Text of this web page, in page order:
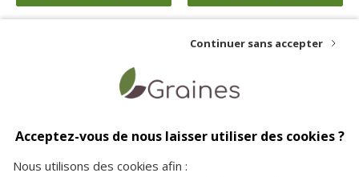
dès 35€ d'achat
vos achats en toute
sécurité sur notre site
à votre écoute pour plus
d'informations
Continuer sans accepter
Acceptez-vous de nous laisser utiliser des cookies ?
Nous utilisons des cookies afin :